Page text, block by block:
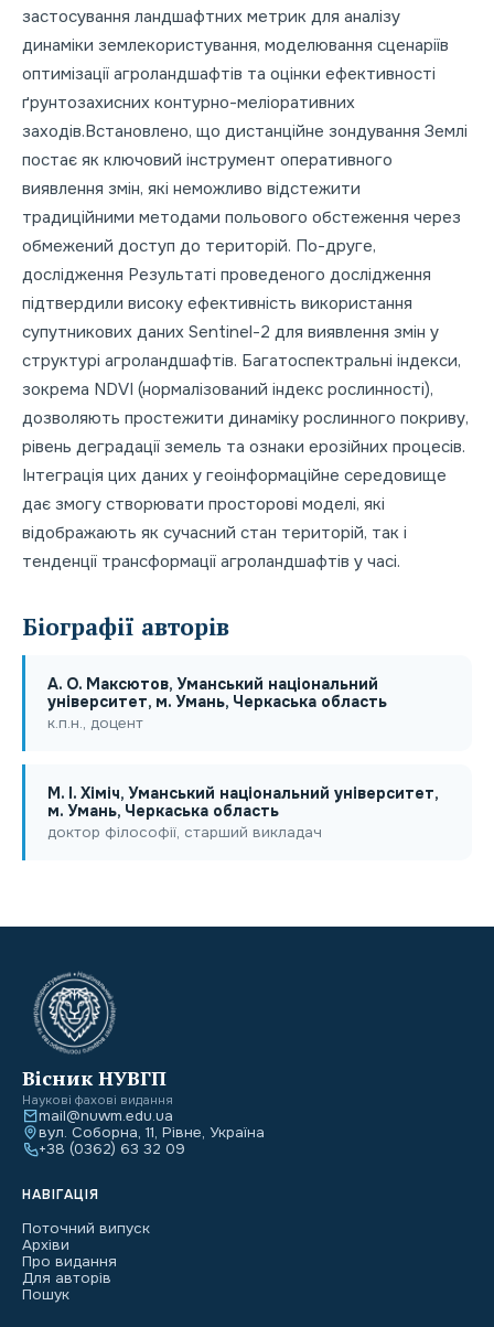
застосування ландшафтних метрик для аналізу
динаміки землекористування, моделювання сценаріїв
оптимізації агроландшафтів та оцінки ефективності
ґрунтозахисних контурно-меліоративних
заходів.Встановлено, що дистанційне зондування Землі
постає як ключовий інструмент оперативного
виявлення змін, які неможливо відстежити
традиційними методами польового обстеження через
обмежений доступ до територій. По-друге,
дослідження Результаті проведеного дослідження
підтвердили високу ефективність використання
супутникових даних Sentinel-2 для виявлення змін у
структурі агроландшафтів. Багатоспектральні індекси,
зокрема NDVI (нормалізований індекс рослинності),
дозволяють простежити динаміку рослинного покриву,
рівень деградації земель та ознаки ерозійних процесів.
Інтеграція цих даних у геоінформаційне середовище
дає змогу створювати просторові моделі, які
відображають як сучасний стан територій, так і
тенденції трансформації агроландшафтів у часі.
Біографії авторів
A. О. Максютов, Уманський національний
університет, м. Умань, Черкаська область
к.п.н., доцент
M. I. Хіміч, Уманський національний університет,
м. Умань, Черкаська область
доктор філософії, старший викладач
Вісник НУВГП
Наукові фахові видання
mail@nuwm.edu.ua
вул. Соборна, 11, Рівне, Україна
+38 (0362) 63 32 09
НАВІГАЦІЯ
Поточний випуск
Архіви
Про видання
Для авторів
Пошук